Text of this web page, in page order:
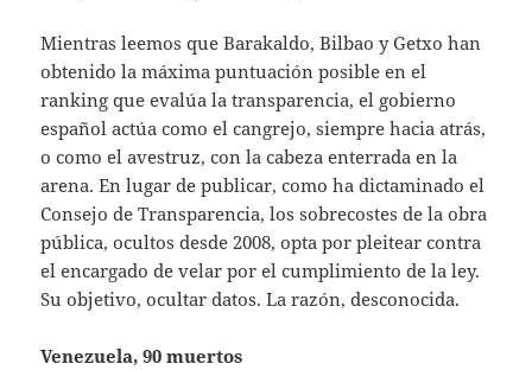
Mientras leemos que Barakaldo, Bilbao y Getxo han
obtenido la máxima puntuación posible en el
ranking que evalúa la transparencia, el gobierno
español actúa como el cangrejo, siempre hacia atrás,
o como el avestruz, con la cabeza enterrada en la
arena. En lugar de publicar, como ha dictaminado el
Consejo de Transparencia, los sobrecostes de la obra
pública, ocultos desde 2008, opta por pleitear contra
el encargado de velar por el cumplimiento de la ley.
Su objetivo, ocultar datos. La razón, desconocida.
Venezuela, 90 muertos